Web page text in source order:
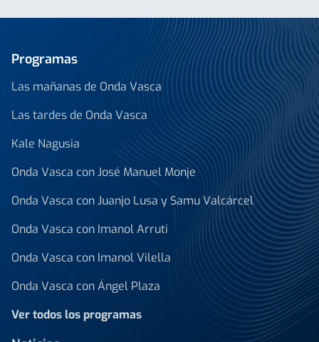
Programas
Las mañanas de Onda Vasca
Las tardes de Onda Vasca
Kale Nagusia
Onda Vasca con José Manuel Monje
Onda Vasca con Juanjo Lusa y Samu Valcárcel
Onda Vasca con Imanol Arruti
Onda Vasca con Imanol Vilella
Onda Vasca con Ángel Plaza
Ver todos los programas